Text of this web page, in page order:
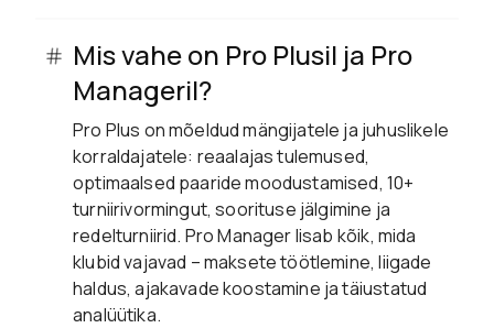
Mis vahe on Pro Plusil ja Pro
Manageril?
Pro Plus on mõeldud mängijatele ja juhuslikele
korraldajatele: reaalajas tulemused,
optimaalsed paaride moodustamised, 10+
turniirivormingut, soorituse jälgimine ja
redelturniirid. Pro Manager lisab kõik, mida
klubid vajavad – maksete töötlemine, liigade
haldus, ajakavade koostamine ja täiustatud
analüütika.